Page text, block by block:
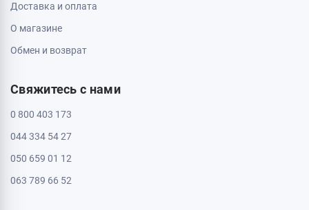
Доставка и оплата
О магазине
Обмен и возврат
Свяжитесь с нами
0 800 403 173
044 334 54 27
050 659 01 12
063 789 66 52